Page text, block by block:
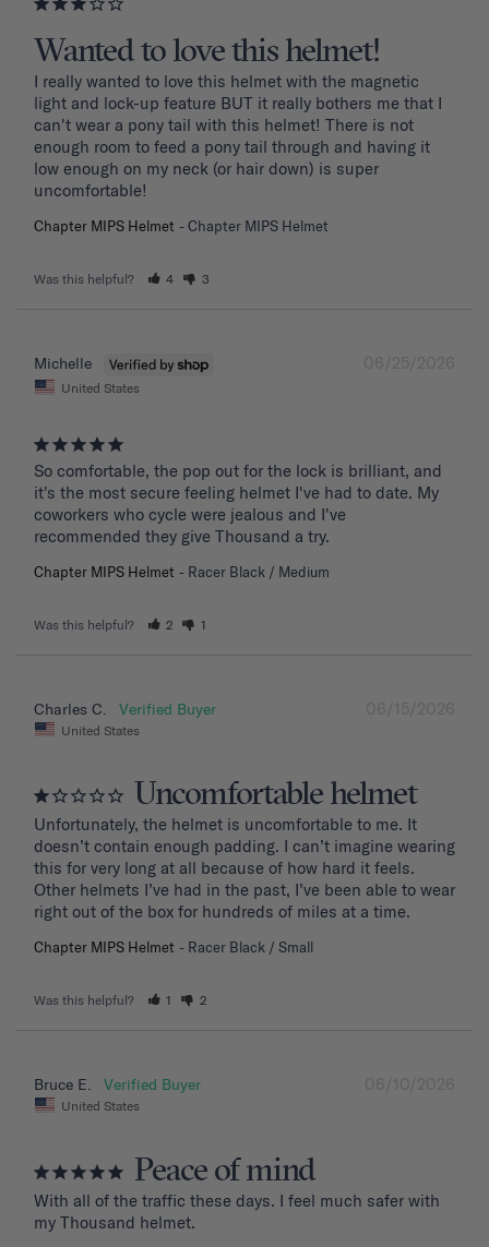
Wanted to love this helmet!
I really wanted to love this helmet with the magnetic
light and lock-up feature BUT it really bothers me that I
can't wear a pony tail with this helmet! There is not
enough room to feed a pony tail through and having it
low enough on my neck (or hair down) is super
uncomfortable!
Chapter MIPS Helmet Chapter MIPS Helmet
Was this helpful? 4 3
06/25/2026
Michelle
United States
So comfortable, the pop out for the lock is brilliant, and
it's the most secure feeling helmet I've had to date. My
coworkers who cycle were jealous and I've
recommended they give Thousand a try.
Chapter MIPS Helmet Racer Black / Medium
Was this helpful? 2 1
06/15/2026
Charles C.
United States
Uncomfortable helmet
Unfortunately, the helmet is uncomfortable to me. It
doesn’t contain enough padding. I can’t imagine wearing
this for very long at all because of how hard it feels.
Other helmets I’ve had in the past, I’ve been able to wear
right out of the box for hundreds of miles at a time.
Chapter MIPS Helmet Racer Black / Small
Was this helpful? 1 2
06/10/2026
Bruce E.
United States
Peace of mind
With all of the traffic these days. I feel much safer with
my Thousand helmet.